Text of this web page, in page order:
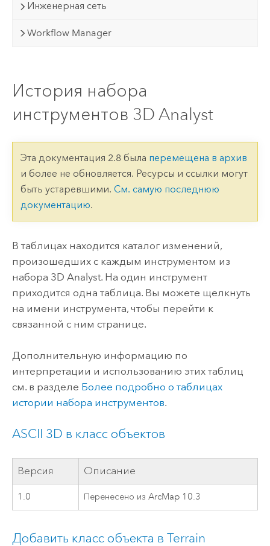
Инженерная сеть
Workflow Manager
История набора
инструментов 3D Analyst
Эта документация 2.8 была перемещена в архив
и более не обновляется. Ресурсы и ссылки могут
быть устаревшими. См. самую последнюю
документацию.
В таблицах находится каталог изменений,
произошедших с каждым инструментом из
набора 3D Analyst. На один инструмент
приходится одна таблица. Вы можете щелкнуть
на имени инструмента, чтобы перейти к
связанной с ним странице.
Дополнительную информацию по
интерпретации и использованию этих таблиц
см. в разделе Более подробно о таблицах
истории набора инструментов.
ASCII 3D в класс объектов
Версия Описание
1.0 Перенесено из ArcMap 10.3
Добавить класс объекта в Terrain